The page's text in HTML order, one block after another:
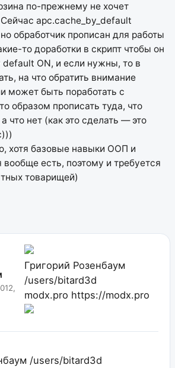
по-прежнему не хочет
Сейчас apc.cache_by_default
обработчик прописан для работы
то доработки в скрипт чтобы он
default ON, и если нужны, то в
на что обратить внимание
может быть поработать с
образом прописать туда, что
что нет (как это сделать — это
хотя базовые навыки ООП и
есть, поэтому и требуется
товарищей)
Григорий Розенбаум
/users/bitard3d
modx.pro https://modx.pro
/users/bitard3d